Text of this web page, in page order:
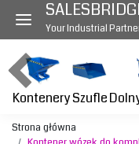
Your Industrial
KontenerySzufle
Strona główna